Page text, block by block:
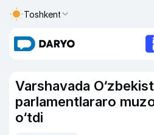
Toshkent
Varshavada
parlamentlararo
o‘tdi